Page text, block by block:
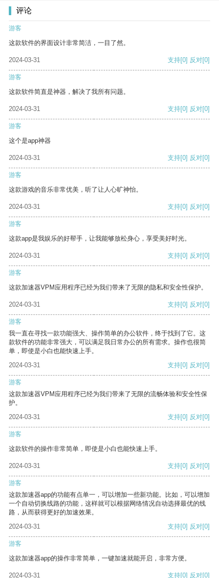
评论
游客
这款软件的界面设计非常简洁，一目了然。
2024-03-31 支持[0] 反对[0]
游客
这款软件简直是神器，解决了我所有问题。
2024-03-31 支持[0] 反对[0]
游客
这个是app神器
2024-03-31 支持[0] 反对[0]
游客
这款游戏的音乐非常优美，听了让人心旷神怡。
2024-03-31 支持[0] 反对[0]
游客
这款app是我娱乐的好帮手，让我能够放松身心，享受美好时光。
2024-03-31 支持[0] 反对[0]
游客
这款加速器VPM应用程序已经为我们带来了无限的隐私和安全性保护。
2024-03-31 支持[0] 反对[0]
游客
我一直在寻找一款功能强大、操作简单的办公软件，终于找到了它。这
款软件的功能非常强大，可以满足我日常办公的所有需求。操作也很简
单，即使是小白也能快速上手。
2024-03-31
支持[0] 反对[0]
游客
这款加速器VPM应用程序已经为我们带来了无限的流畅体验和安全性保
护。
2024-03-31
支持[0] 反对[0]
游客
这款软件的操作非常简单，即使是小白也能快速上手。
2024-03-31 支持[0] 反对[0]
游客
这款加速器app的功能有点单一，可以增加一些新功能。比如，可以增加
一个自动切换线路的功能，这样就可以根据网络情况自动选择最优的线
路，从而获得更好的加速效果。
2024-03-31
支持[0] 反对[0]
游客
这款加速器app的操作非常简单，一键加速就能开启，非常方便。
2024-03-31 支持[0] 反对[0]